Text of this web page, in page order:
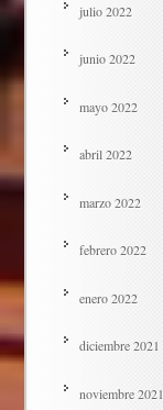
julio 2022
junio 2022
mayo 2022
abril 2022
marzo 2022
febrero 2022
enero 2022
diciembre 2021
noviembre 2021